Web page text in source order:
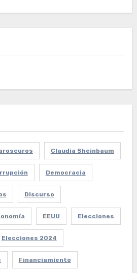
Claudia Sheinbaum
Democracia
Discurso
EEUU Elecciones
Elecciones 2024
Financiamiento